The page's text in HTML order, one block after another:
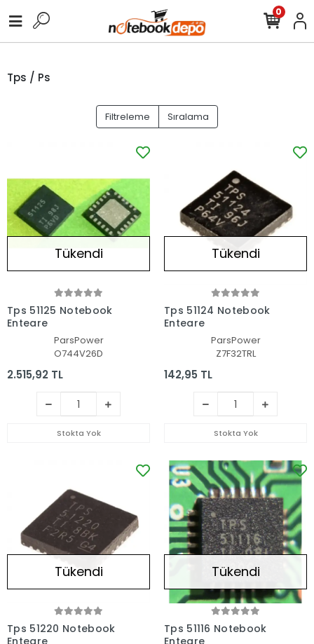
0
Tps / Ps
Filtreleme Sıralama
Tükendi
Tps 51125 Notebook
Entegre
ParsPower
O744V26D
2.515,92 TL
Stokta Yok
Tükendi
Tps 51124 Notebook
Entegre
ParsPower
Z7F32TRL
142,95 TL
Stokta Yok
Tükendi
Tps 51220 Notebook
Entegre
Tükendi
Tps 51116 Notebook
Entegre